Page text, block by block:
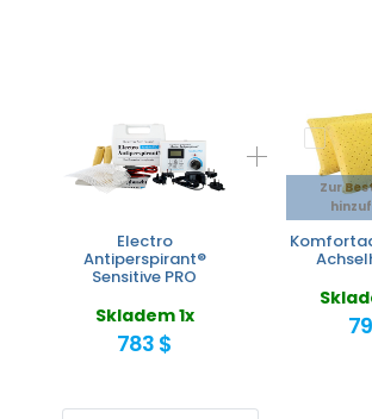
Electro
Antiperspirant®
Sensitive PRO
Skladem 1x
783 $
Zur